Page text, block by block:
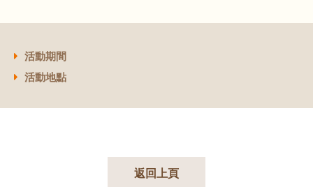
活動期間
活動地點
返回上頁